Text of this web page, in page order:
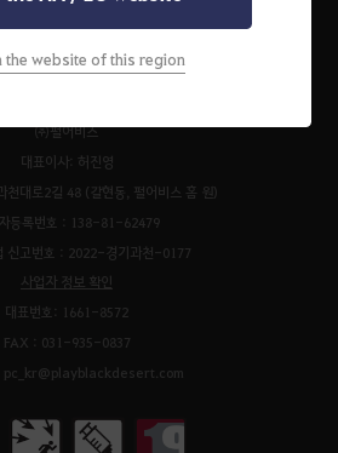
the website of this region
검은사막 서비스 이용약관 개인정보처리방침
이벤트 규약 팬 콘텐츠 가이드
쿠키 정책
㈜펄어비스
대표이사: 허진영
천대로2길 48 (갈현동, 펄어비스 홈 원)
등록번호 : 138-81-62479
신고번호 : 2022-경기과천-0177
사업자 정보 확인
대표번호: 1661-8572
FAX : 031-935-0837